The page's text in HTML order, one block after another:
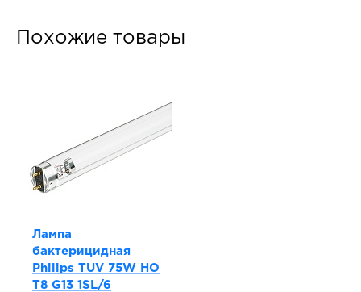
Похожие товары
Лампа
бактерицидная
Philips TUV 75W HO
T8 G13 1SL/6